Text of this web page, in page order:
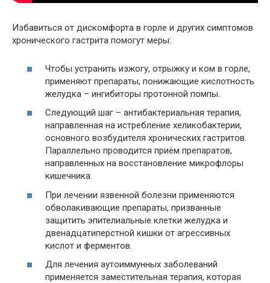
Избавиться от дискомфорта в горле и других симптомов
хронического гастрита помогут меры:
Чтобы устранить изжогу, отрыжку и ком в горле,
применяют препараты, понижающие кислотность
желудка – ингибиторы протонной помпы.
Следующий шаг – антибактериальная терапия,
направленная на истребление хеликобактерии,
основного возбудителя хронических гастритов.
Параллельно проводится приём препаратов,
направленных на восстановление микрофлоры
кишечника.
При лечении язвенной болезни применяются
обволакивающие препараты, призванные
защитить эпителиальные клетки желудка и
двенадцатиперстной кишки от агрессивных
кислот и ферментов.
Для лечения аутоиммунных заболеваний
применяется заместительная терапия, которая